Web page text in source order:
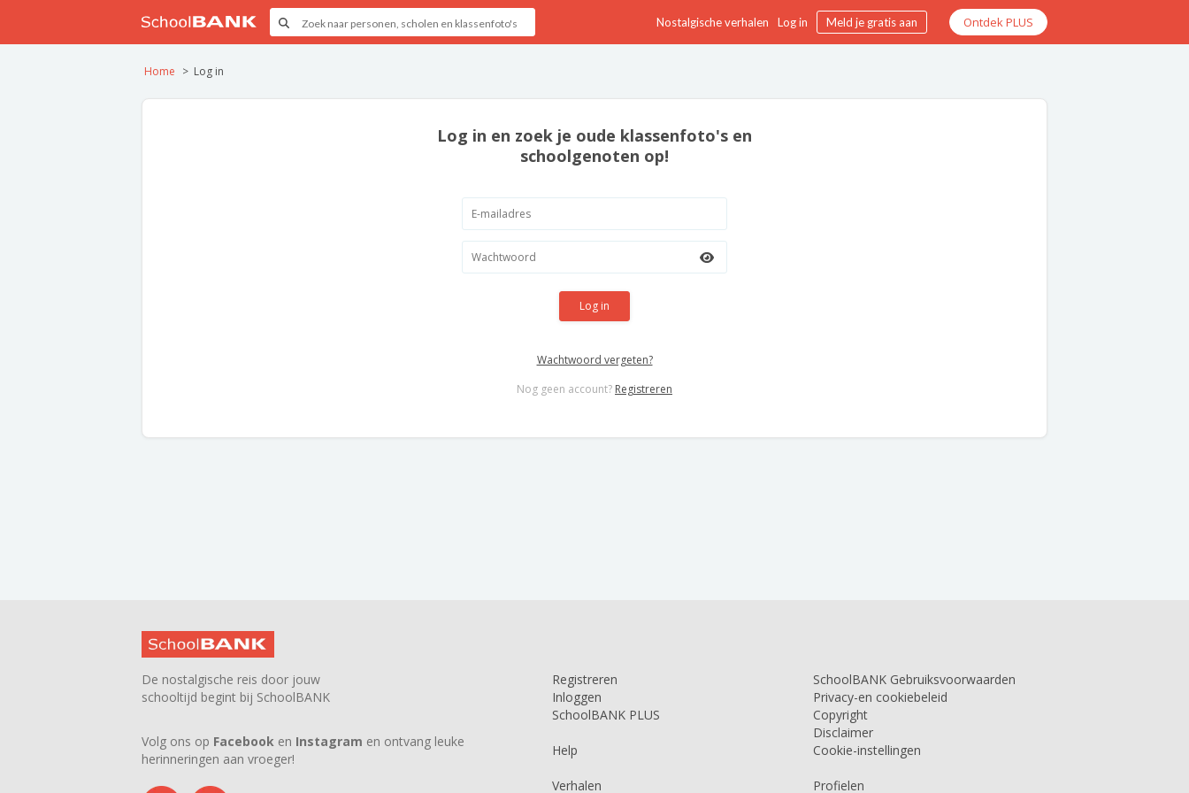
Nostalgische verhalen Log in Meld je gratis aan Ontdek PLUS
Home Log in
Log in en zoek je oude klassenfoto's en
schoolgenoten op!
Log in
Wachtwoord vergeten?
Nog geen account? Registreren
De nostalgische reis door jouw
schooltijd begint bij SchoolBANK
Volg ons op Facebook en Instagram en ontvang leuke
herinneringen aan vroeger!
Registreren
Inloggen
SchoolBANK PLUS
Help
Verhalen
SchoolBANK Gebruiksvoorwaarden
Privacy-en cookiebeleid
Copyright
Disclaimer
Cookie-instellingen
Profielen